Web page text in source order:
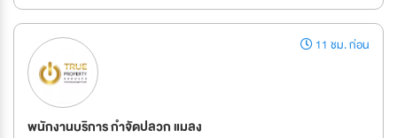
11 ชม. ก่อน
พนักงานบริการ กำจัดปลวก แมลง